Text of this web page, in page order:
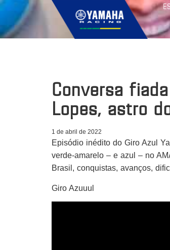
Conversa
Lopes, astro
1 de abril de 2022
Episódio inédito do Giro Azul
verde-amarelo – e azul – no
Brasil, conquistas, avanços,
Giro Azuuul